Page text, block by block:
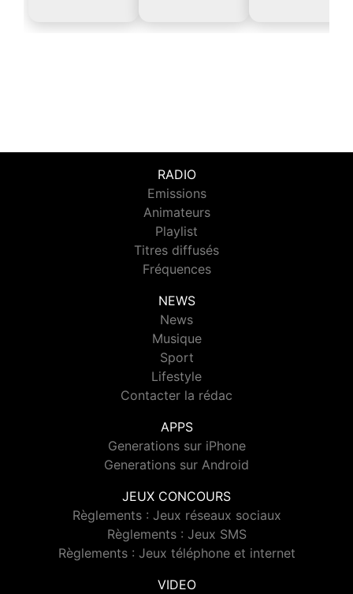
RADIO
Emissions
Animateurs
Playlist
Titres diffusés
Fréquences
NEWS
News
Musique
Sport
Lifestyle
Contacter la rédac
APPS
Generations sur iPhone
Generations sur Android
JEUX CONCOURS
Règlements : Jeux réseaux sociaux
Règlements : Jeux SMS
Règlements : Jeux téléphone et internet
VIDEO